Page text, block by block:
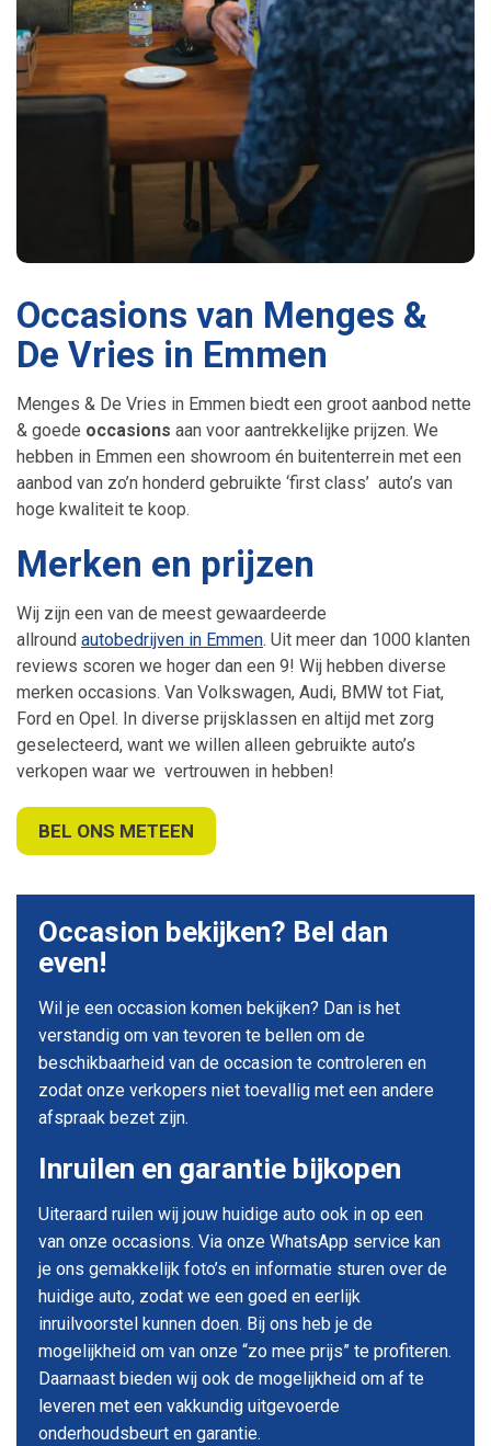
Occasions van Menges &
De Vries in Emmen
Menges & De Vries in Emmen biedt een groot aanbod nette
& goede occasions aan voor aantrekkelijke prijzen. We
hebben in Emmen een showroom én buitenterrein met een
aanbod van zo’n honderd gebruikte ‘first class’ auto’s van
hoge kwaliteit te koop.
Merken en prijzen
Wij zijn een van de meest gewaardeerde
allround autobedrijven in Emmen. Uit meer dan 1000 klanten
reviews scoren we hoger dan een 9! Wij hebben diverse
merken occasions. Van Volkswagen, Audi, BMW tot Fiat,
Ford en Opel. In diverse prijsklassen en altijd met zorg
geselecteerd, want we willen alleen gebruikte auto’s
verkopen waar we vertrouwen in hebben!
BEL ONS METEEN
Occasion bekijken? Bel dan
even!
Wil je een occasion komen bekijken? Dan is het
verstandig om van tevoren te bellen om de
beschikbaarheid van de occasion te controleren en
zodat onze verkopers niet toevallig met een andere
afspraak bezet zijn.
Inruilen en garantie bijkopen
Uiteraard ruilen wij jouw huidige auto ook in op een
van onze occasions. Via onze WhatsApp service kan
je ons gemakkelijk foto’s en informatie sturen over de
huidige auto, zodat we een goed en eerlijk
inruilvoorstel kunnen doen. Bij ons heb je de
mogelijkheid om van onze “zo mee prijs” te profiteren.
Daarnaast bieden wij ook de mogelijkheid om af te
leveren met een vakkundig uitgevoerde
onderhoudsbeurt en garantie.